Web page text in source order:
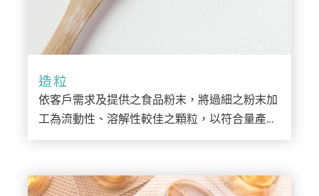
造粒
依客戶需求及提供之食品粉末，將過細之粉末加
工為流動性、溶解性較佳之顆粒，以符合量產效
率及產品穩定性。